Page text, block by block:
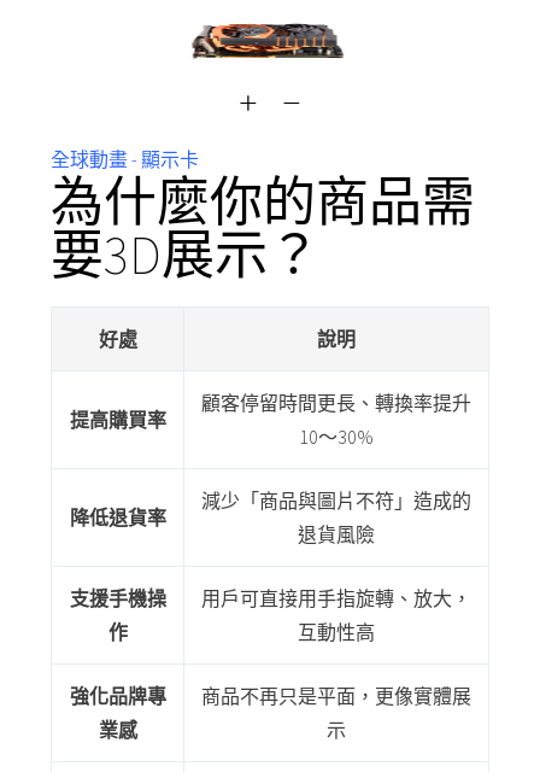
全球動畫 - 顯示卡
為什麼你的商品需
要3D展示？
好處 說明
提高購買率
顧客停留時間更長、轉換率提升
10～30%
降低退貨率
減少「商品與圖片不符」造成的
退貨風險
支援手機操
作
用戶可直接用手指旋轉、放大，
互動性高
強化品牌專
業感
商品不再只是平面，更像實體展
示